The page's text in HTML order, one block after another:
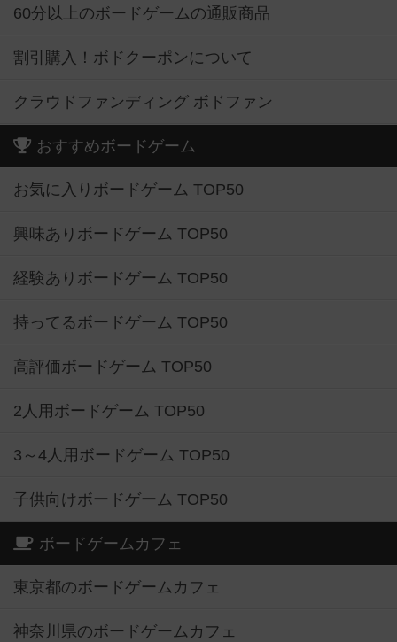
60分以上のボードゲームの通販商品
割引購入！ボドクーポンについて
クラウドファンディング ボドファン
おすすめボードゲーム
お気に入りボードゲーム TOP50
興味ありボードゲーム TOP50
経験ありボードゲーム TOP50
持ってるボードゲーム TOP50
高評価ボードゲーム TOP50
2人用ボードゲーム TOP50
3～4人用ボードゲーム TOP50
子供向けボードゲーム TOP50
ボードゲームカフェ
東京都のボードゲームカフェ
神奈川県のボードゲームカフェ